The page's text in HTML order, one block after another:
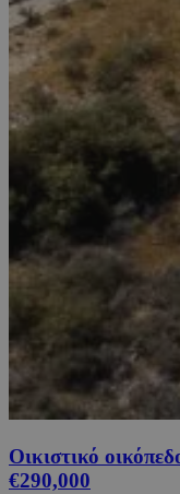
Οικιστικό
€290,000